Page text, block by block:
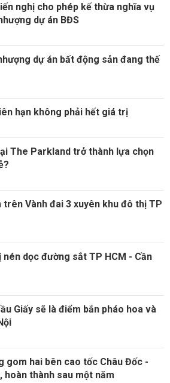
nghị cho phép kế thừa nghĩa vụ
dự án BĐS
dự án bất động sản đang thế
hạn không phải hết giá trị
The Parkland trở thành lựa chọn
Vành đai 3 xuyên khu đô thị TP
dọc đường sắt TP HCM - Cần
Giấy sẽ là điểm bắn pháo hoa và
gom hai bên cao tốc Châu Đốc -
hoàn thành sau một năm